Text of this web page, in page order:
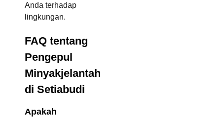
Anda terhadap
lingkungan.
FAQ tentang
Pengepul
Minyakjelantah
di Setiabudi
Apakah